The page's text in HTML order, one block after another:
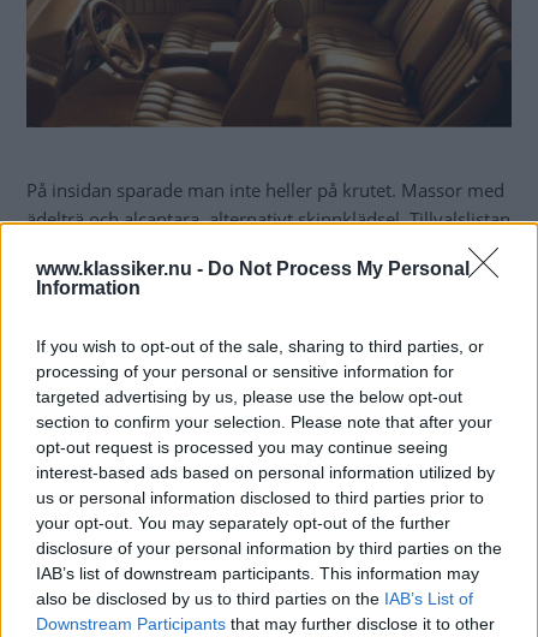
www.klassiker.nu - Do Not Process My Personal
Information
If you wish to opt-out of the sale, sharing to third parties, or
processing of your personal or sensitive information for
targeted advertising by us, please use the below opt-out
section to confirm your selection. Please note that after your
opt-out request is processed you may continue seeing
interest-based ads based on personal information utilized by
us or personal information disclosed to third parties prior to
your opt-out. You may separately opt-out of the further
disclosure of your personal information by third parties on the
IAB’s list of downstream participants. This information may
also be disclosed by us to third parties on the IAB’s List of
Downstream Participants that may further disclose it to other
På insidan sparade man inte heller på krutet. Massor med
ädelträ och alcantara, alternativt skinnklädsel. Tillvalslistan
var väldigt kort - det mesta fanns redan på plats. Men ville
man kunde man få telefon i armstödet, sollucka och